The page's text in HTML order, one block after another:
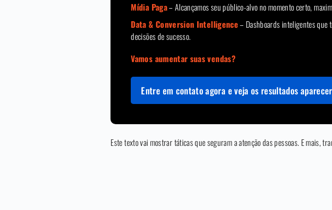
Mídia Paga– Alcançamos seu público-alvo no momento certo,
Data & Conversion Intelligence– Dashboards inteligentes que
decisões de sucesso.
Vamos aumentar suas vendas?
Entre em contato agora e veja os resultados
Este texto vai mostrar táticas que seguram a atenção das pessoas. E mais,